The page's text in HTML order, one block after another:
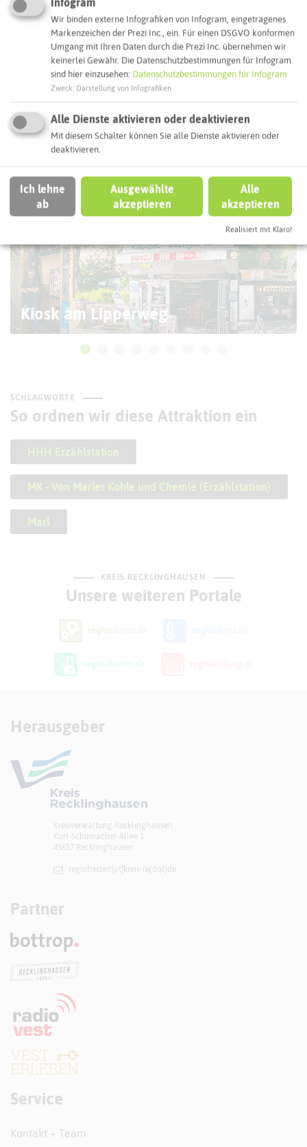
Autoroute finden
ATTRAKTIONEN IN DER UMGEBUNG
Was ihr hier noch erleben könnt
MARL
Kiosk am Lipperweg
SCHLAGWORTE
So ordnen wir diese Attraktion ein
HHH Erzählstation
MK - Von Marler Kohle und Chemie (Erzählstation)
Marl
KREIS RECKLINGHAUSEN
Unsere weiteren Portale
Herausgeber
Kreisverwaltung Recklinghausen
Kurt-Schumacher-Allee 1
45657 Recklinghausen
regiofreizeit[at]​kreis-re(dot)de
Partner
Service
Kontakt + Team
Wir binden externe Infografiken von Infogram, eingetragenes
Markenzeichen der Prezi Inc., ein. Für einen DSGVO konformen
Umgang mit Ihren Daten durch die Prezi Inc. übernehmen wir
keinerlei Gewähr. Die Datenschutzbestimmungen für Infogram
sind hier einzusehen: Datenschutzbestimmungen für Infogram
Zweck Darstellung von Infografiken
Alle Dienste aktivieren oder deaktivieren
Mit diesem Schalter können Sie alle Dienste aktivieren oder
deaktivieren.
Ich lehne
ab
Ausgewählte
akzeptieren
Alle
akzeptieren
Realisiert mit Klaro!